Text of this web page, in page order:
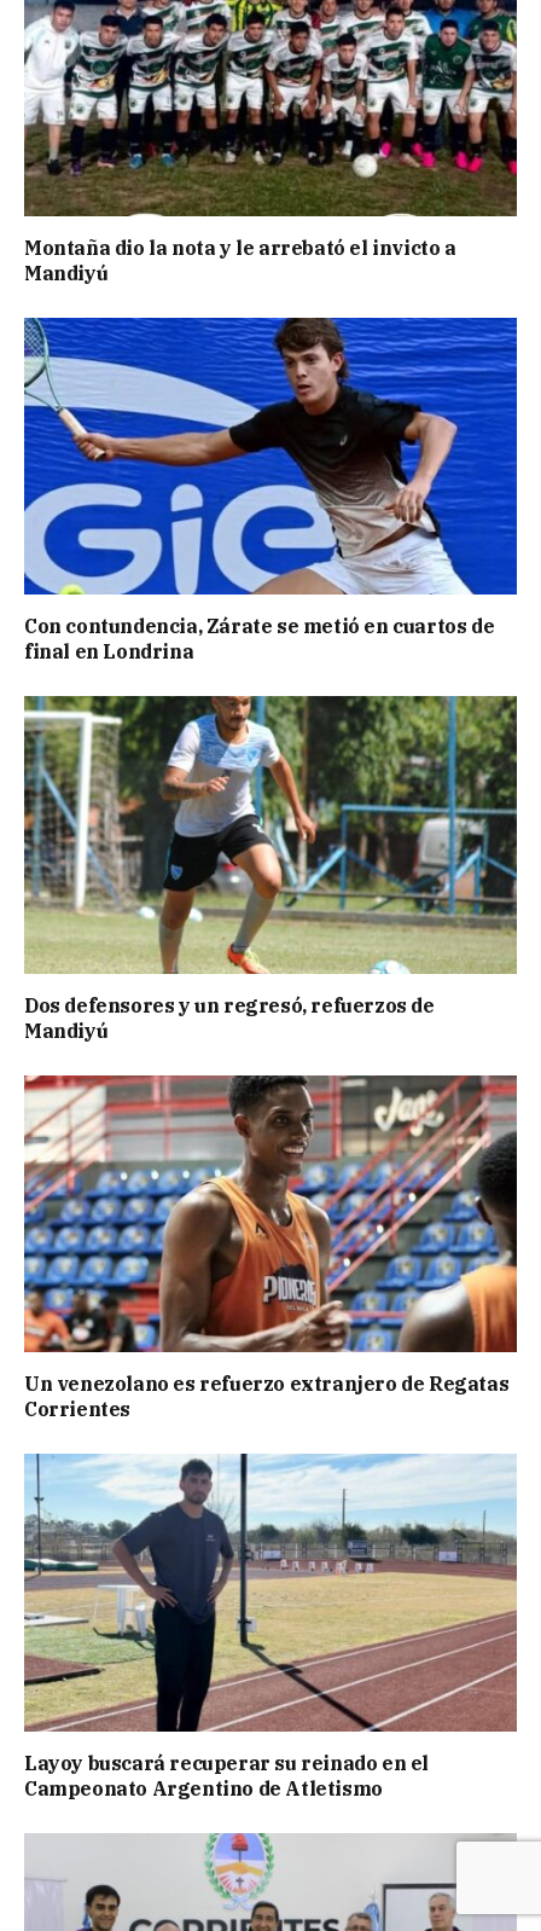
Montaña dio la nota y le arrebató el invicto a
Mandiyú
Con contundencia, Zárate se metió en cuartos de
final en Londrina
Dos defensores y un regresó, refuerzos de
Mandiyú
Un venezolano es refuerzo extranjero de Regatas
Corrientes
Layoy buscará recuperar su reinado en el
Campeonato Argentino de Atletismo